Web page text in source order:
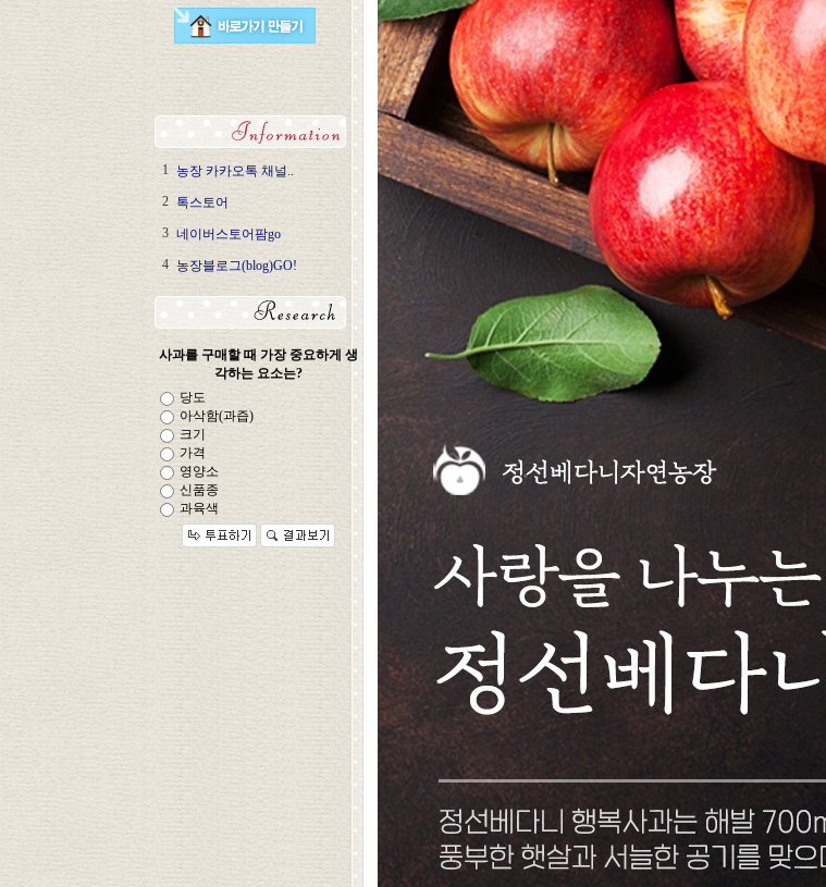
1 농장 카카오톡 채널..
2
톡스토어
3 네이버스토어팜go
4 농장블로그(blog)GO!
사과를 구매할 때 가장 중요하게 생
각하는 요소는?
당도
아삭함(과즙)
크기
가격
영양소
신품종
과육색